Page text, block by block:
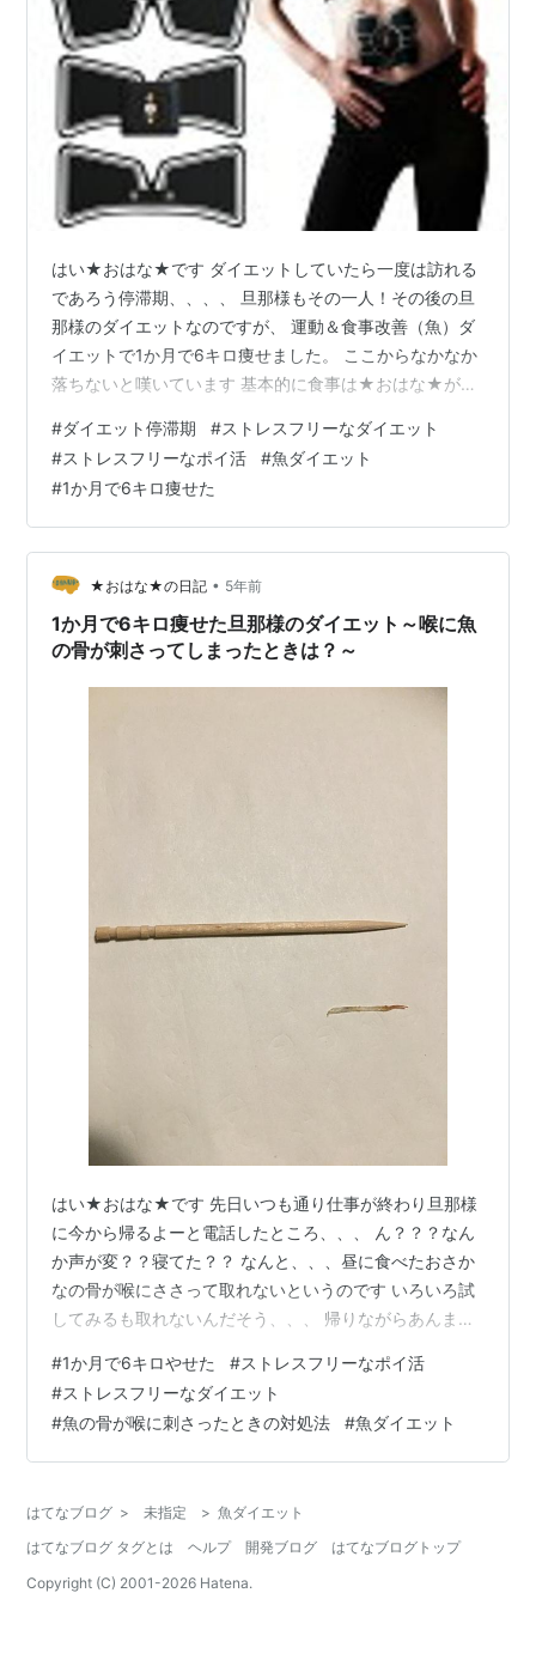
はい★おはな★です ダイエットしていたら一度は訪れる
であろう停滞期、、、、 旦那様もその一人！その後の旦
那様のダイエットなのですが、 運動＆食事改善（魚）ダ
イエットで1か月で6キロ痩せました。 ここからなかなか
落ちないと嘆いています 基本的に食事は★おはな★が用
停滞期で悩んでる方なども多いかと思いますので、 体の
仕組みを知って正しく理解すれば焦る必要もなさそうだ
なと思いましたので 記事にしておきます そもそも停滞期
ってなぜおこるのでしょう？ これは体の正常な反応で
「ホメオスタシス」という体の状態を一定に保とうとす
る機能によるものです。 飢餓…
#ダイエット停滞期 #ストレスフリーなダイエット
#ストレスフリーなポイ活 #魚ダイエット
#1か月で6キロ痩せた
★おはな★の日記 • 5年前
1か月で6キロ痩せた旦那様のダイエット～喉に魚
の骨が刺さってしまったときは？～
はい★おはな★です 先日いつも通り仕事が終わり旦那様
に今から帰るよーと電話したところ、、、 ん？？？なん
か声が変？？寝てた？？ なんと、、、昼に食べたおさか
なの骨が喉にささって取れないというのです いろいろ試
してみるも取れないんだそう、、、 帰りながらあんまり
ながら帰路につきました！ 帰ってみると！ 先ほどよりテ
ンションの上がった声で旦那様が迎えてくれ、、 魚の骨
やばいの取れた！！ というので見てみたら わかるか
な？？ 結構ごついの刺さってたな、、、ちなみに先端の
いよね、、、 試したことを聞…
#1か月で6キロやせた #ストレスフリーなポイ活
#ストレスフリーなダイエット
#魚の骨が喉に刺さったときの対処法 #魚ダイエット
はてなブログ > 未指定 > 魚ダイエット
はてなブログ タグとは
ヘルプ 開発ブログ
はてなブログトップ
Copyright (C) 2001-2026 Hatena.